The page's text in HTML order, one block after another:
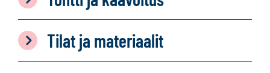
Tilat ja materiaalit